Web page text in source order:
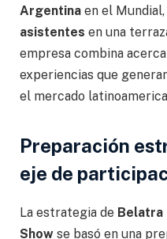
Argentina en el
asistentes en una
empresa combina
experiencias que
el mercado
Preparación
eje de
La estrategia de Belatra
Show se basó en una